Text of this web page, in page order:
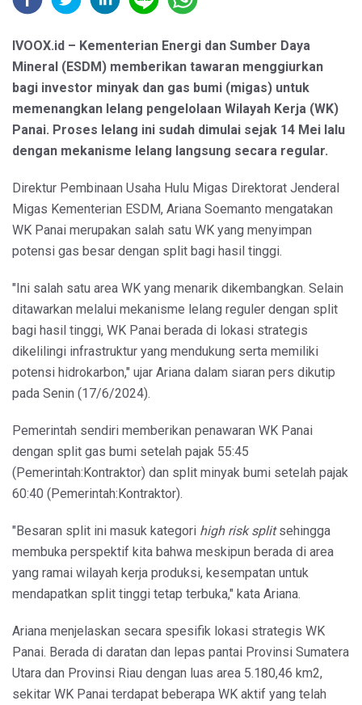
IVOOX.id – Kementerian Energi dan Sumber Daya
Mineral (ESDM) memberikan tawaran menggiurkan
bagi investor minyak dan gas bumi (migas) untuk
memenangkan lelang pengelolaan Wilayah Kerja (WK)
Panai. Proses lelang ini sudah dimulai sejak 14 Mei lalu
dengan mekanisme lelang langsung secara regular.
Direktur Pembinaan Usaha Hulu Migas Direktorat Jenderal
Migas Kementerian ESDM, Ariana Soemanto mengatakan
WK Panai merupakan salah satu WK yang menyimpan
potensi gas besar dengan split bagi hasil tinggi.
"Ini salah satu area WK yang menarik dikembangkan. Selain
ditawarkan melalui mekanisme lelang reguler dengan split
bagi hasil tinggi, WK Panai berada di lokasi strategis
dikelilingi infrastruktur yang mendukung serta memiliki
potensi hidrokarbon," ujar Ariana dalam siaran pers dikutip
pada Senin (17/6/2024).
Pemerintah sendiri memberikan penawaran WK Panai
dengan split gas bumi setelah pajak 55:45
(Pemerintah:Kontraktor) dan split minyak bumi setelah pajak
60:40 (Pemerintah:Kontraktor).
"Besaran split ini masuk kategori high risk splitsehingga
membuka perspektif kita bahwa meskipun berada di area
yang ramai wilayah kerja produksi, kesempatan untuk
mendapatkan split tinggi tetap terbuka," kata Ariana.
Ariana menjelaskan secara spesifik lokasi strategis WK
Panai. Berada di daratan dan lepas pantai Provinsi Sumatera
Utara dan Provinsi Riau dengan luas area 5.180,46 km2,
sekitar WK Panai terdapat beberapa WK aktif yang telah